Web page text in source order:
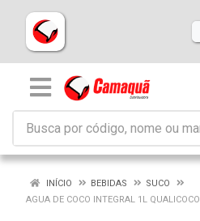
INÍCIO BEBIDAS
SUCO
AGUA DE COCO INTEGRAL 1L QUALICOCO